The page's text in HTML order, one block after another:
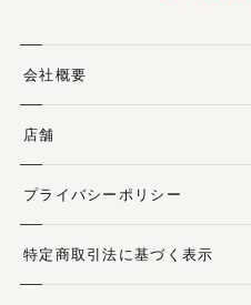
会社概要
店舗
プライバシーポリシー
特定商取引法に基づく表示